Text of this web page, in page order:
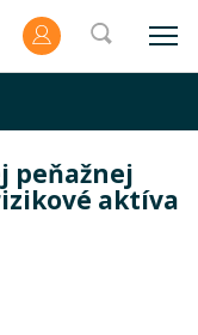
peňažnej
aktíva